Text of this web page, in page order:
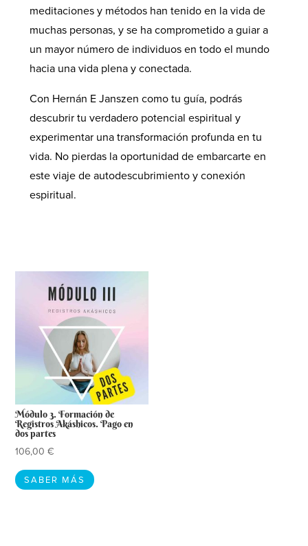
meditaciones y métodos han tenido en la vida de
muchas personas, y se ha comprometido a guiar a
un mayor número de individuos en todo el mundo
hacia una vida plena y conectada.
Con Hernán E Janszen como tu guía, podrás
descubrir tu verdadero potencial espiritual y
experimentar una transformación profunda en tu
vida. No pierdas la oportunidad de embarcarte en
este viaje de autodescubrimiento y conexión
espiritual.
Módulo 3. Formación de
Registros Akáshicos. Pago en
dos partes
106,00€
SABER MÁS